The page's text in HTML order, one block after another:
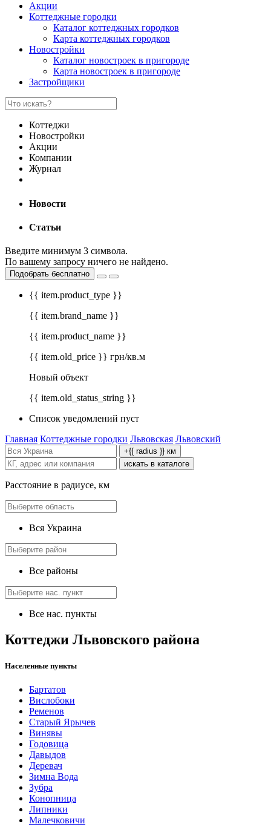
Акции
Коттеджные городки
Каталог коттеджных городков
Карта коттеджных городков
Новостройки
Каталог новостроек в пригороде
Карта новостроек в пригороде
Застройщики
Коттеджи
Новостройки
Акции
Компании
Журнал
Новости
Статьи
Введите минимум 3 символа.
По вашему запросу ничего не найдено.
Подобрать бесплатно
{{ item.product_type }}
{{ item.brand_name }}
{{ item.product_name }}
{{ item.old_price }} грн/кв.м
Новый объект
{{ item.old_status_string }}
Список уведомлений пуст
Главная Коттеджные городки Львовская Львовский
+{{ radius }} км
искать в каталоге
Расстояние в радиусе, км
Вся Украина
Все районы
Все нас. пункты
Коттеджи Львовского района
Населенные пункты
Бартатов
Вислобоки
Ременов
Старый Ярычев
Винявы
Годовица
Давыдов
Деревач
Зимна Вода
Зубра
Конопница
Липники
Малечковичи